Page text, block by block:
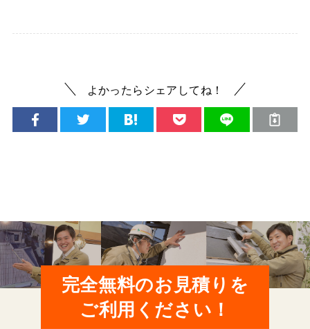
よかったらシェアしてね！
完全無料のお見積りを
ご利用ください！